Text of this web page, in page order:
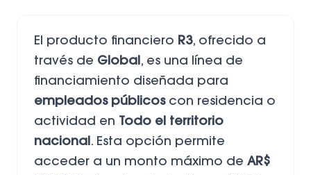
El producto financiero R3, ofrecido a
través de Global , es una línea de
financiamiento diseñada para
empleados públicoscon residencia o
actividad en
Todo el territorio
nacional . Esta opción permite
acceder a un monto máximo de AR$